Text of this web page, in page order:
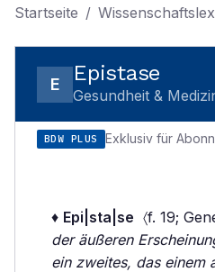
Startseite /
E Epistase
Gesundheit &
BDW PLUS Exklusiv für
♦ Epi|sta|se 〈f. 19;
der äußeren
ein zweites, das einem